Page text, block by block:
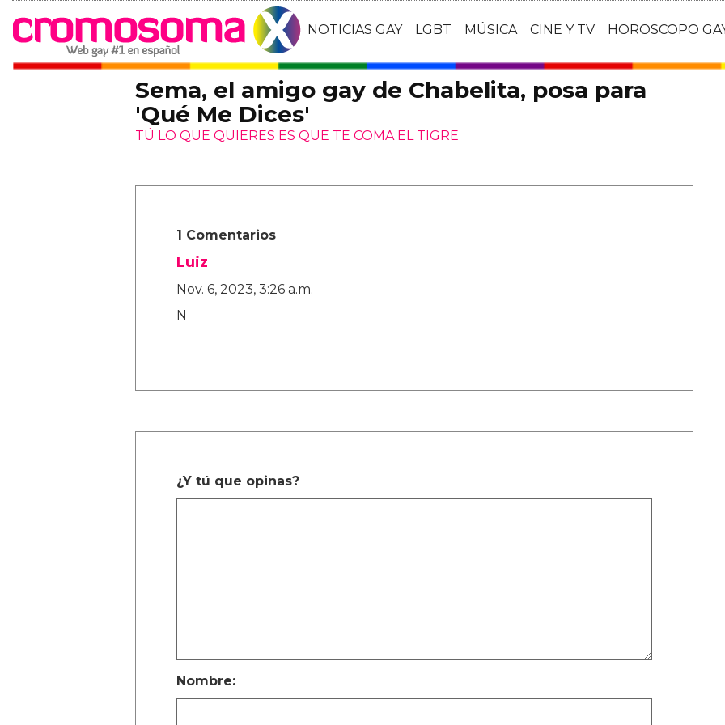
NOTICIAS GAY LGBT MÚSICA CINE Y TV HOROSCOPO
Sema, el amigo gay de Chabelita, posa para
'Qué Me Dices'
TÚ LO QUE QUIERES ES QUE TE COMA EL TIGRE
1 Comentarios
Luiz
Nov. 6, 2023, 3:26 a.m.
N
¿Y tú que opinas?
Nombre: